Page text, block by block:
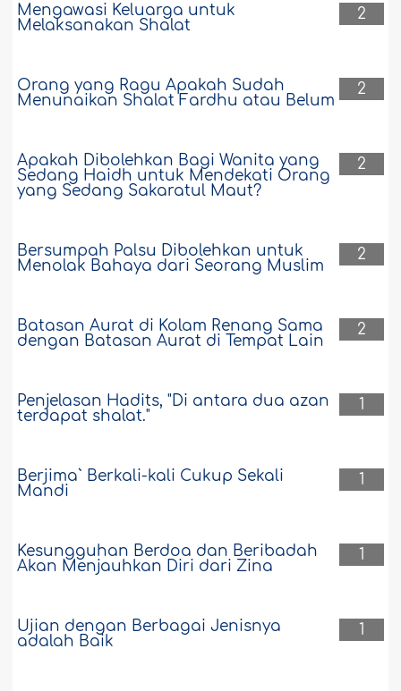
2
Mengawasi Keluarga untuk
Melaksanakan Shalat
2
Orang yang Ragu Apakah Sudah
Menunaikan Shalat Fardhu atau Belum
2
Apakah Dibolehkan Bagi Wanita yang
Sedang Haidh untuk Mendekati Orang
yang Sedang Sakaratul Maut?
2
Bersumpah Palsu Dibolehkan untuk
Menolak Bahaya dari Seorang Muslim
2
Batasan Aurat di Kolam Renang Sama
dengan Batasan Aurat di Tempat Lain
1
Penjelasan Hadits, "Di antara dua azan
terdapat shalat."
1
Berjima` Berkali-kali Cukup Sekali
Mandi
1
Kesungguhan Berdoa dan Beribadah
Akan Menjauhkan Diri dari Zina
1
Ujian dengan Berbagai Jenisnya
adalah Baik